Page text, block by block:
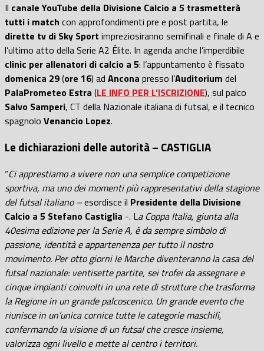
Il canale YouTube della Divisione Calcio a 5 trasmetterà
tutti i match con approfondimenti pre e post partita, le
dirette tv di Sky Sport impreziosiranno semifinali e finale di A e
l’ultimo atto della Serie A2 Élite. In agenda anche l’imperdibile
clinic per allenatori di calcio a 5: l’appuntamento è fissato
domenica 29(ore 16) ad Ancona presso l’Auditorium del
PalaPrometeo Estra (LE INFO PER L’ISCRIZIONE), sul palco
Salvo Samperi, CT della Nazionale italiana di futsal, e il tecnico
spagnolo Venancio Lopez.
Le dichiarazioni delle autorità – CASTIGLIA
“Ci apprestiamo a vivere non una semplice competizione
sportiva, ma uno dei momenti più rappresentativi della stagione
del futsal italiano –esordisce il Presidente della Divisione
Calcio a 5 Stefano Castiglia -. La Coppa Italia, giunta alla
40esima edizione per la Serie A, è da sempre simbolo di
passione, identità e appartenenza per tutto il nostro
movimento. Per otto giorni le Marche diventeranno la casa del
futsal nazionale: ventisette partite, sei trofei da assegnare e
cinque impianti coinvolti in una rete di strutture che trasforma
la Regione in un grande palcoscenico. Un grande evento che
riunisce in un’unica cornice tutte le categorie maschili,
confermando la visione di un futsal che cresce insieme,
valorizza ogni livello e mette al centro i territori.